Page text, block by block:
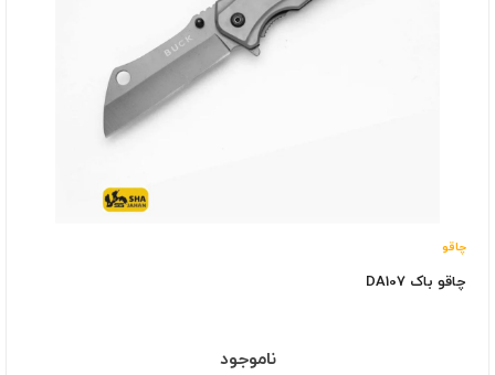
چاقو
چاقو باک DA107
ناموجود